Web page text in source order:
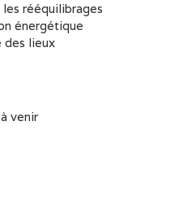
rééquilibrages
énergétique
des lieux
venir